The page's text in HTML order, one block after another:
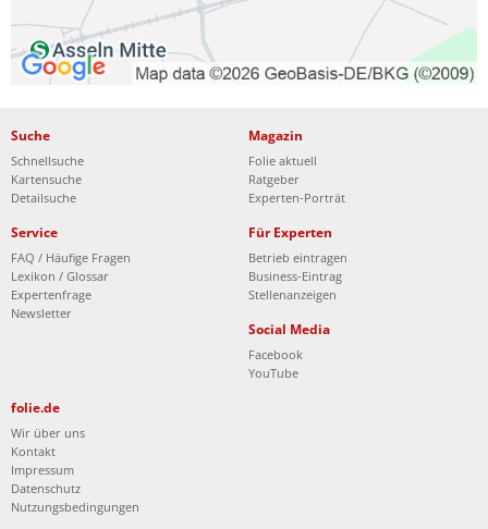
Suche
Schnellsuche
Kartensuche
Detailsuche
Magazin
Folie aktuell
Ratgeber
Experten-Porträt
Service
FAQ / Häufige Fragen
Lexikon / Glossar
Expertenfrage
Newsletter
Für Experten
Betrieb eintragen
Business-Eintrag
Stellenanzeigen
Social Media
Facebook
YouTube
folie.de
Wir über uns
Kontakt
Impressum
Datenschutz
Nutzungsbedingungen